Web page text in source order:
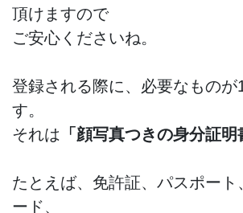
頂けますので
ご安心くださいね。
登録される際に、必要なものが
す。
それは 「顔写真つきの身分証明
たとえば、免許証、パスポート
ード、